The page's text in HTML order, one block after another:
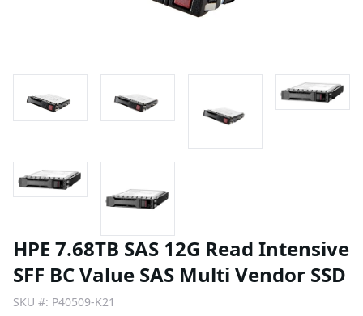
HPE 7.68TB SAS 12G Read Intensive
SFF BC Value SAS Multi Vendor SSD
SKU #: P40509-K21